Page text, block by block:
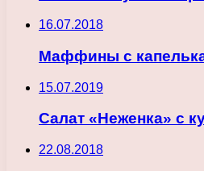
16.07.2018
Мaффины с
15.07.2019
Салат «Неженка» с
22.08.2018